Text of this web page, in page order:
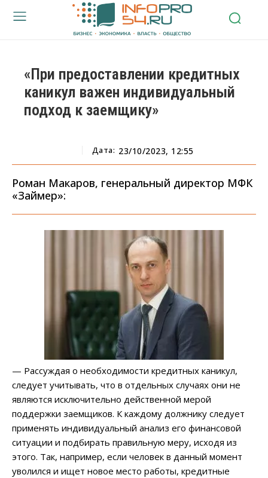
«При предоставлении кредитных
каникул важен индивидуальный
подход к заемщику»
Дата: 23/10/2023, 12:55
Роман Макаров, генеральный директор МФК
«Займер»:
— Рассуждая о необходимости кредитных каникул,
следует учитывать, что в отдельных случаях они не
являются исключительно действенной мерой
поддержки заемщиков. К каждому должнику следует
применять индивидуальный анализ его финансовой
ситуации и подбирать правильную меру, исходя из
этого. Так, например, если человек в данный момент
уволился и ищет новое место работы, кредитные